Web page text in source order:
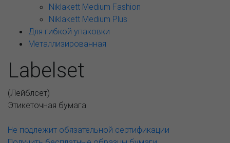
Niklakett Medium Fashion
Niklakett Medium Plus
Для гибкой упаковки
Металлизированная
Labelset
(Лейблсет)
Этикеточная бумага
Не подлежит обязательной сертификации